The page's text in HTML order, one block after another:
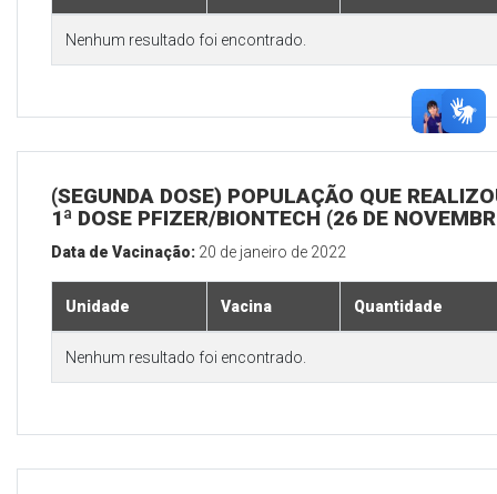
Nenhum resultado foi encontrado.
(SEGUNDA DOSE) POPULAÇÃO QUE
1ª DOSE PFIZER/BIONTECH (26 DE
Data de Vacinação: 20 de janeiro de 2022
Unidade Vacina Quantidade
Nenhum resultado foi encontrado.